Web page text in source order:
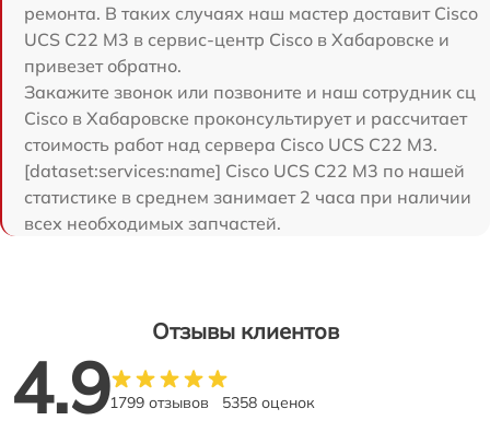
ремонта. В таких случаях наш мастер доставит Cisco
UCS C22 M3 в сервис-центр Cisco в Хабаровске и
привезет обратно.
Закажите звонок или позвоните и наш сотрудник сц
Cisco в Хабаровске проконсультирует и рассчитает
стоимость работ над сервера Cisco UCS C22 M3.
[dataset:services:name] Cisco UCS C22 M3 по нашей
статистике в среднем занимает 2 часа при наличии
всех необходимых запчастей.
Отзывы клиентов
4.91799 отзывов 5358 оценок